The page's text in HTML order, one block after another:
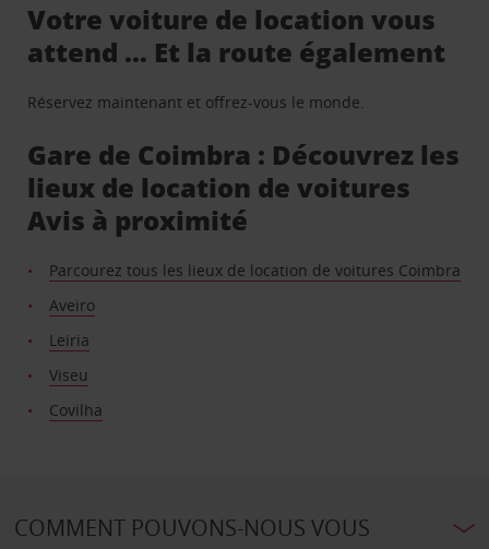
Votre voiture de location vous
attend … Et la route également
Réservez maintenant et offrez-vous le monde.
Gare de Coimbra : Découvrez les
lieux de location de voitures
Avis à proximité
Parcourez tous les lieux de location de voitures Coimbra
Aveiro
Leiria
Viseu
Covilha
COMMENT POUVONS-NOUS VOUS